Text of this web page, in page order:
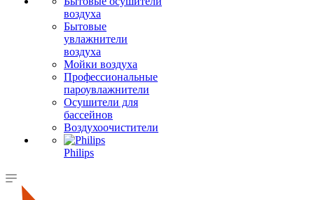
воздуха
Бытовые
увлажнители
воздуха
Мойки воздуха
Профессиональные
пароувлажнители
Осушители для
бассейнов
Воздухоочистители
Philips